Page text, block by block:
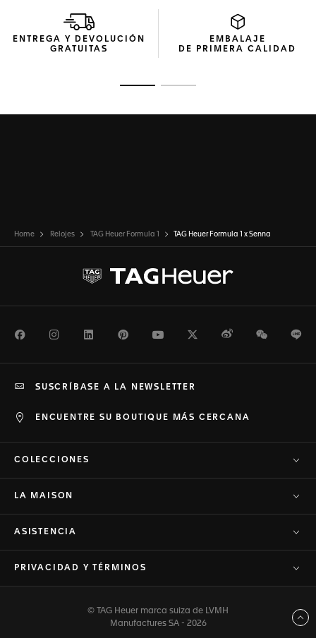
ENTREGA Y DEVOLUCIÓN
GRATUITAS
EMBALAJE
DE PRIMERA CALIDAD
Home Relojes TAG Heuer Formula 1 TAG Heuer Formula 1 x Senna
FacebookInstagramLinkedInPinterestYoutubeTwitterWeiboWeChat
ENCUENTRE SU BOUTIQUE MÁS CERCANA
SUSCRÍBASE A LA NEWSLETTER
COLECCIONES
LA MAISON
ASISTENCIA
PRIVACIDAD Y TÉRMINOS
© TAG Heuer marca suiza de LVMH
Manufactures SA - 2026
Volver arriba